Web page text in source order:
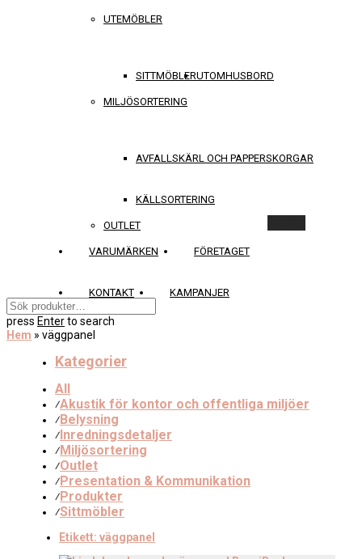
UTEMÖBLER
SITTMÖBLERUTOMHUSBORD
MILJÖSORTERING
AVFALLSKÄRL OCH PAPPERSKORGAR
KÄLLSORTERING
OUTLET
VARUMÄRKEN FÖRETAGET
KONTAKT KAMPANJER
press Enterto search
Hem » väggpanel
Kategorier
All
⁄Akustik för kontor och offentliga miljöer
⁄Belysning
⁄Inredningsdetaljer
⁄Miljösortering
⁄Outlet
⁄Presentation & Kommunikation
⁄Produkter
⁄Sittmöbler
Etikett: väggpanel